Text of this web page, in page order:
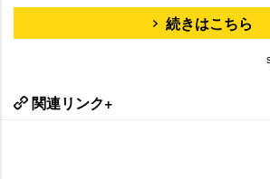
続きはこちら
関連リンク+